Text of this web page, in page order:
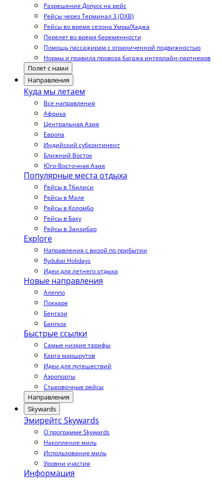
Разрешение Допуск на рейс
Рейсы через Терминал 3 (DXB)
Рейсы во время сезона Умры/Хаджа
Перелет во время беременности
Помощь пассажирам с ограниченной подвижностью
Нормы и правила провоза багажа интерлайн-партнеров
Полет с нами
Направления
Куда мы летаем
Все направления
Африка
Центральная Азия
Европа
Индийский субконтинент
Ближний Восток
Юго-Восточная Азия
Популярные места отдыха
Рейсы в Тбилиси
Рейсы в Мале
Рейсы в Коломбо
Рейсы в Баку
Рейсы в Занзибар
Explore
Направления с визой по прибытии
flydubai Holidays
Идеи для летнего отдыха
Новые направления
Алеппо
Покхаре
Бенгази
Бангкок
Быстрые ссылки
Самые низкие тарифы
Карта маршрутов
Идеи для путешествий
Аэропорты
Стыковочные рейсы
Направления
Skywards
Эмирейтс Skywards
О программе Skywards
Накопление миль
Использование миль
Уровни участия
Информация